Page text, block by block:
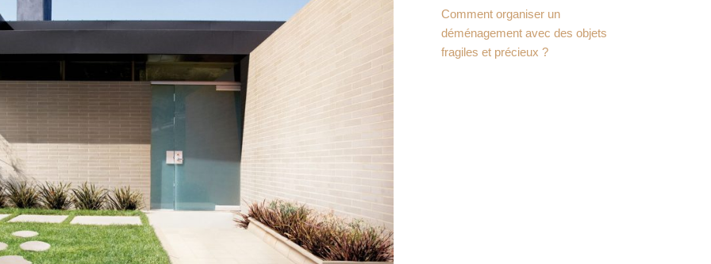
Comment organiser un
déménagement avec des objets
fragiles et précieux ?